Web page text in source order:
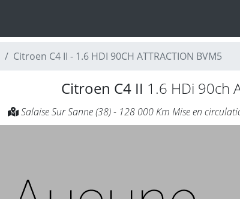
Citroen C4 II - 1.6 HDI 90CH ATTRACTION BVM5
Citroen C4 II 1.6 HDi 90ch
Salaise Sur Sanne (38) - 128 000 Km Mise en